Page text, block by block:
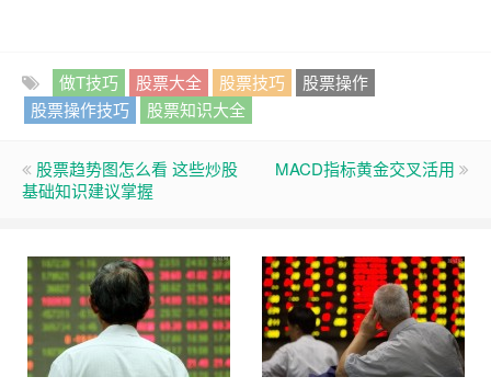
做T技巧 股票大全 股票技巧
股票操作
股票操作技巧
股票知识大全
股票趋势图怎么看 这些炒股
基础知识建议掌握
MACD指标黄金交叉活用